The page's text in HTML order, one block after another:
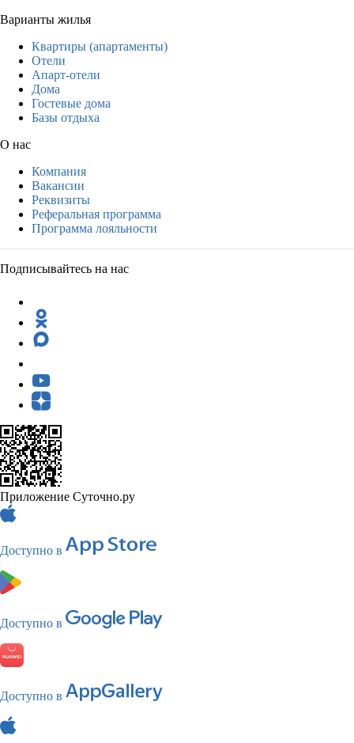
Варианты жилья
Квартиры (апартаменты)
Отели
Апарт-отели
Дома
Гостевые дома
Базы отдыха
О нас
Компания
Вакансии
Реквизиты
Реферальная программа
Программа лояльности
Подписывайтесь на нас
Приложение Суточно.ру
Доступно в
Доступно в
Доступно в